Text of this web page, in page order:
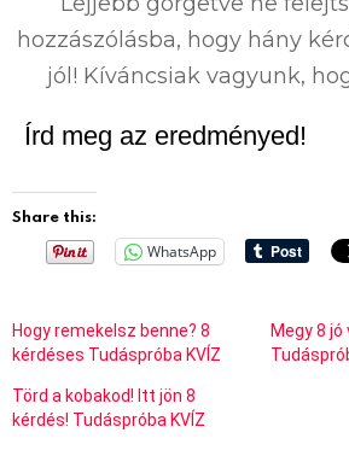
hozzászólásba, hogy hány
jól! Kíváncsiak vagyunk,
Írd meg az eredményed!
Share this:
WhatsApp
Hogy remekelsz benne? 8
kérdéses Tudáspróba KVÍZ
Megy 8 jó
Törd a kobakod! Itt jön 8
kérdés! Tudáspróba KVÍZ